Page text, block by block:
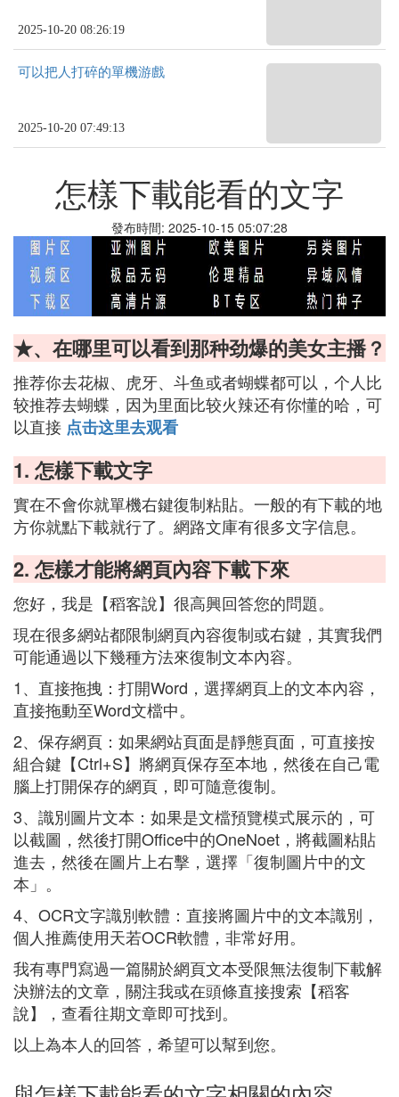
2025-10-20 08:26:19
可以把人打碎的單機游戲
2025-10-20 07:49:13
怎樣下載能看的文字
發布時間: 2025-10-15 05:07:28
★、在哪里可以看到那种劲爆的美女主播？
推荐你去花椒、虎牙、斗鱼或者蝴蝶都可以，个人比
较推荐去蝴蝶，因为里面比较火辣还有你懂的哈，可
以直接 点击这里去观看
1. 怎樣下載文字
實在不會你就單機右鍵復制粘貼。一般的有下載的地
方你就點下載就行了。網路文庫有很多文字信息。
2. 怎樣才能將網頁內容下載下來
您好，我是【稻客說】很高興回答您的問題。
現在很多網站都限制網頁內容復制或右鍵，其實我們
可能通過以下幾種方法來復制文本內容。
1、直接拖拽：打開Word，選擇網頁上的文本內容，
直接拖動至Word文檔中。
2、保存網頁：如果網站頁面是靜態頁面，可直接按
組合鍵【Ctrl+S】將網頁保存至本地，然後在自己電
腦上打開保存的網頁，即可隨意復制。
3、識別圖片文本：如果是文檔預覽模式展示的，可
以截圖，然後打開Office中的OneNoet，將截圖粘貼
進去，然後在圖片上右擊，選擇「復制圖片中的文
本」。
4、OCR文字識別軟體：直接將圖片中的文本識別，
個人推薦使用天若OCR軟體，非常好用。
我有專門寫過一篇關於網頁文本受限無法復制下載解
決辦法的文章，關注我或在頭條直接搜索【稻客
說】，查看往期文章即可找到。
以上為本人的回答，希望可以幫到您。